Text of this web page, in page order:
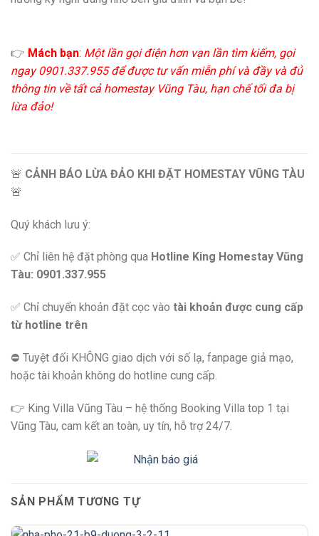
👉 Mách bạn: Một lần gọi điện hơn vạn lần tìm kiếm, gọi
ngay 0901.337.955 để được tư vấn miễn phí và đầy và đủ
thông tin về tất cả homestay Vũng Tàu, hạn chế tối đa bị
lừa đảo!
🚨 CẢNH BÁO LỪA ĐẢO KHI ĐẶT HOMESTAY VŨNG TÀU
🚨
Quý khách lưu ý:
✅ Chỉ liên hệ đặt phòng qua Hotline King Homestay Vũng
Tàu: 0901.337.955
✅ Chỉ chuyển khoản đặt cọc vào tài khoản được cung cấp
từ hotline trên
⛔️ Tuyệt đối KHÔNG giao dịch với số lạ, fanpage giả mạo,
hoặc tài khoản không do hotline cung cấp.
👉 King Villa Vũng Tàu – hệ thống Booking Villa top 1 tại
Vũng Tàu, cam kết an toàn, uy tín, hỗ trợ 24/7.
SẢN PHẨM TƯƠNG TỰ